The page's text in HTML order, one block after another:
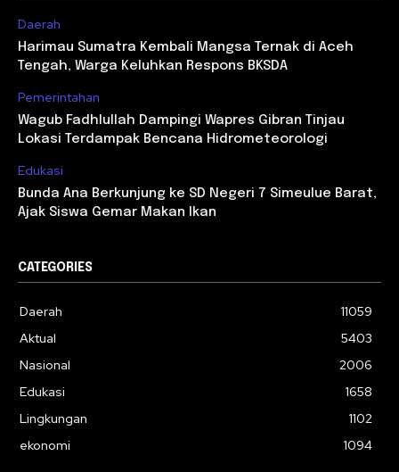
Daerah
Harimau Sumatra Kembali Mangsa Ternak di Aceh
Tengah, Warga Keluhkan Respons BKSDA
Pemerintahan
Wagub Fadhlullah Dampingi Wapres Gibran Tinjau
Lokasi Terdampak Bencana Hidrometeorologi
Edukasi
Bunda Ana Berkunjung ke SD Negeri 7 Simeulue Barat,
Ajak Siswa Gemar Makan Ikan
CATEGORIES
Daerah
11059
Aktual
5403
Nasional
2006
Edukasi
1658
Lingkungan
1102
ekonomi
1094